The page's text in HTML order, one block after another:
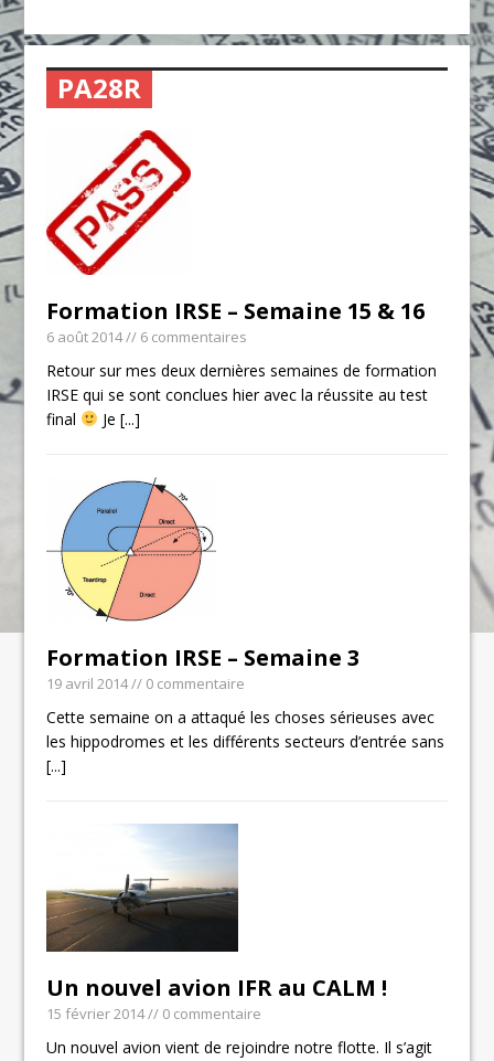
PA28R
Formation IRSE – Semaine 15 & 16
6 août 2014// 6 commentaires
Retour sur mes deux dernières semaines de formation
IRSE qui se sont conclues hier avec la réussite au test
final
Je[...]
Formation IRSE – Semaine 3
19 avril 2014// 0 commentaire
Cette semaine on a attaqué les choses sérieuses avec
les hippodromes et les différents secteurs d’entrée sans
[...]
Un nouvel avion IFR au CALM !
15 février 2014// 0 commentaire
Un nouvel avion vient de rejoindre notre flotte. Il s’agit